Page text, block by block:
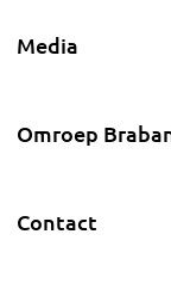
Media
Omroep
Contact